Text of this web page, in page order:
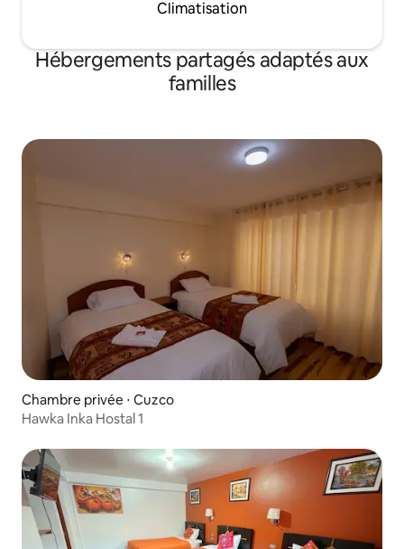
Climatisation
Hébergements partagés adaptés aux
familles
Chambre privée ⋅ Cuzco
Hawka Inka Hostal 1